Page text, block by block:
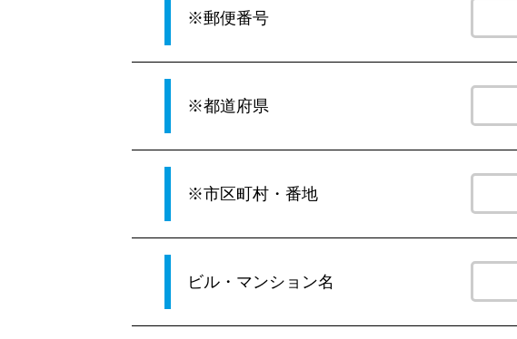
※郵便番号
※都道府県
※市区町村・番地
ビル・マンション名